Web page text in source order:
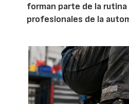
forman parte de la rutina
profesionales de la